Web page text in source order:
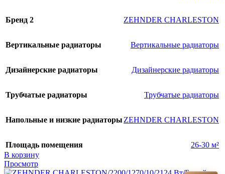
Бренд 2 ZEHNDER CHARLESTON
Вертикальные радиаторы Вертикальные радиаторы
Дизайнерские радиаторы Дизайнерские радиаторы
Трубчатые радиаторы Трубчатые радиаторы
Напольные и низкие радиаторы ZEHNDER CHARLESTON
Площадь помещения
26-30 м²
В корзину
Просмотр